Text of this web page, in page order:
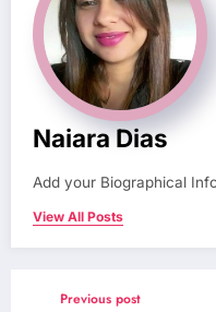
Naiara Dias
Add your Biographical
View All Posts
Previous post